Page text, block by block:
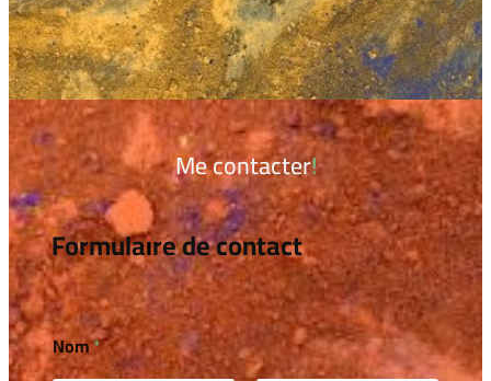
Me contacter!
Formulaire de contact
Nom*